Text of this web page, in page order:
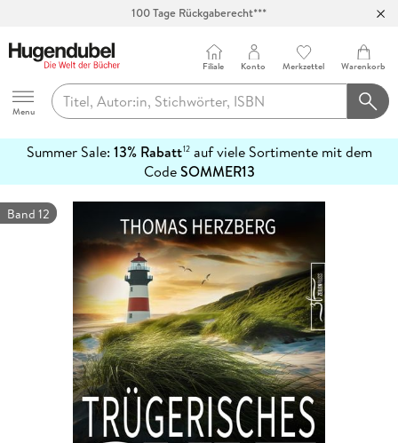
100 Tage Rückgaberecht***
Hugendubel
Menu
Filiale Konto Merkzettel Warenkorb
Summer Sale: 13% Rabatt12auf viele Sortimente mit dem
CodeSOMMER13
erfahren
Band 12